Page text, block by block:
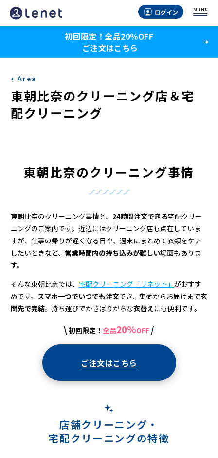
東
朝
奈
の
ク
リ
＆
宅
配
ク
リ
ー
ログイン MENU
初回限定！全品20％OFF
ご注文はこちら
Area
東朝比奈のクリーニング店＆宅
配クリーニング
東朝比奈のクリーニング事情
東朝比奈のクリーニング事情と、 24時間注文できる宅配クリー
ニングのご案内です。近辺にはクリーニング店も点在していま
すが、仕事の帰りが遅くなる日や、週末にまとめて衣類をケア
したいときなど、 営業時間内の持ち込みが難しい場面もありま
す。
そんな東朝比奈では、 宅配クリーニング「リネット」 がおすす
めです。 スマホ一つでいつでも注文でき、集荷からお届けまで玄
関先で完結。持ち運びでかさばりがちな衣替えにも便利です。
\ 初回限定！ 全品20%OFF /
ご注文はこちら
店舗クリーニング・
宅配クリーニングの特徴